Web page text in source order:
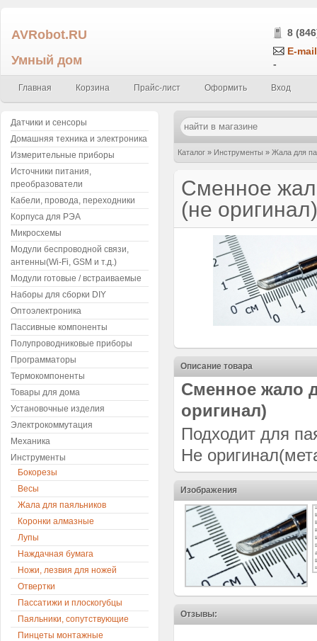
AVRobot.RU
Умный дом
8
E-
-
Главная Корзина Прайс-лист Оформить Вход
Каталог » Инструменты » Жала для
Сменное
(не оригинал)
Описание товара
Сменное жало
оригинал)
Подходит для
Не
Изображения
Отзывы:
Датчики и сенсоры
Домашняя техника и электроника
Измерительные приборы
Источники питания,
преобразователи
Кабели, провода, переходники
Корпуса для РЭА
Микросхемы
Модули беспроводной связи,
антенны(Wi-Fi, GSM и т.д.)
Модули готовые / встраиваемые
Наборы для сборки DIY
Оптоэлектроника
Пассивные компоненты
Полупроводниковые приборы
Программаторы
Термокомпоненты
Товары для дома
Установочные изделия
Электрокоммутация
Механика
Инструменты
Бокорезы
Весы
Жала для паяльников
Коронки алмазные
Лупы
Наждачная бумага
Ножи, лезвия для ножей
Отвертки
Пассатижи и плоскогубцы
Паяльники, сопутствующие
Пинцеты монтажные